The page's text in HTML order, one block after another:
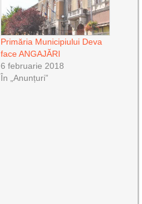
Primăria Municipiului Deva
face ANGAJĂRI
6 februarie 2018
În „Anunțuri”